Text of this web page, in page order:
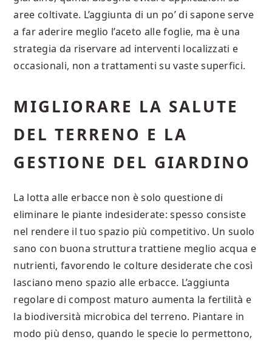
aree coltivate. L’aggiunta di un po’ di sapone serve
a far aderire meglio l’aceto alle foglie, ma è una
strategia da riservare ad interventi localizzati e
occasionali, non a trattamenti su vaste superfici.
MIGLIORARE LA SALUTE
DEL TERRENO E LA
GESTIONE DEL GIARDINO
La lotta alle erbacce non è solo questione di
eliminare le piante indesiderate: spesso consiste
nel rendere il tuo spazio più competitivo. Un suolo
sano con buona struttura trattiene meglio acqua e
nutrienti, favorendo le colture desiderate che così
lasciano meno spazio alle erbacce. L’aggiunta
regolare di compost maturo aumenta la fertilità e
la biodiversità microbica del terreno. Piantare in
modo più denso, quando le specie lo permettono,